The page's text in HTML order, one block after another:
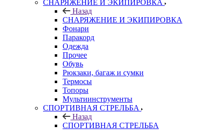
СНАРЯЖЕНИЕ И ЭКИПИРОВКА
Назад
СНАРЯЖЕНИЕ И ЭКИПИРОВКА
Фонари
Паракорд
Одежда
Прочее
Обувь
Рюкзаки, багаж и сумки
Термосы
Топоры
Мультиинструменты
СПОРТИВНАЯ СТРЕЛЬБА
Назад
СПОРТИВНАЯ СТРЕЛЬБА